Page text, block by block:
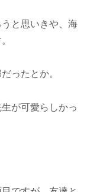
と思いきや、海
ったとか。
が可愛らしかっ